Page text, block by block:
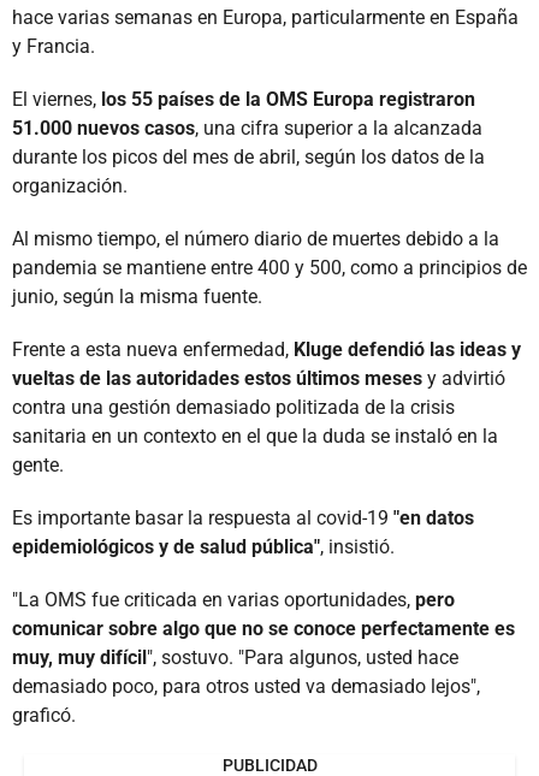
hace varias semanas en Europa, particularmente en España
y Francia.
El viernes, los 55 países de la OMS Europa registraron
51.000 nuevos casos, una cifra superior a la alcanzada
durante los picos del mes de abril, según los datos de la
organización.
Al mismo tiempo, el número diario de muertes debido a la
pandemia se mantiene entre 400 y 500, como a principios de
junio, según la misma fuente.
Frente a esta nueva enfermedad, Kluge defendió las ideas y
vueltas de las autoridades estos últimos meses y advirtió
contra una gestión demasiado politizada de la crisis
sanitaria en un contexto en el que la duda se instaló en la
gente.
Es importante basar la respuesta al covid-19 "en datos
epidemiológicos y de salud pública", insistió.
"La OMS fue criticada en varias oportunidades, pero
comunicar sobre algo que no se conoce perfectamente es
muy, muy difícil", sostuvo. "Para algunos, usted hace
demasiado poco, para otros usted va demasiado lejos",
graficó.
PUBLICIDAD